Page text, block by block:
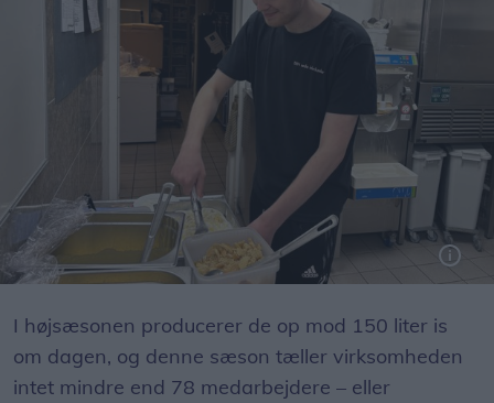
I højsæsonen producerer de op mod 150 liter is
om dagen, og denne sæson tæller virksomheden
intet mindre end 78 medarbejdere – eller